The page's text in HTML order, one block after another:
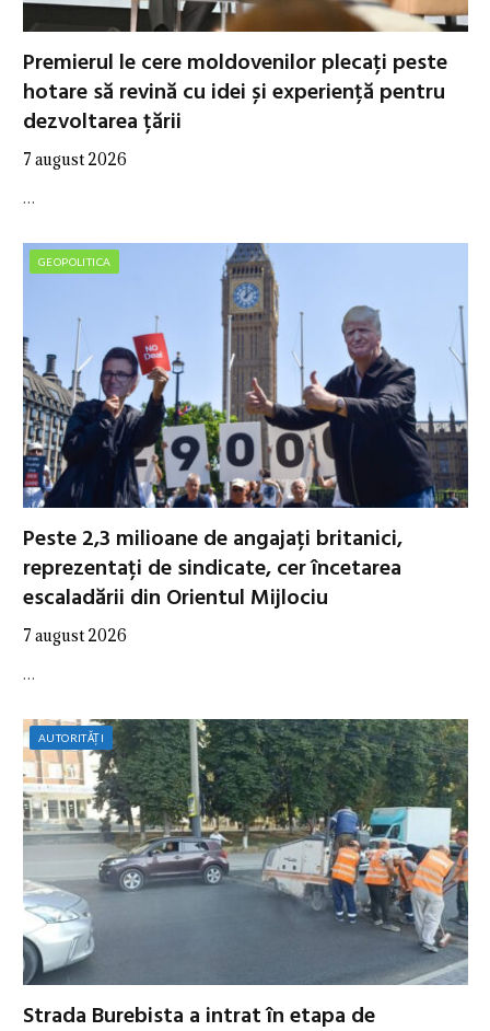
Premierul le cere moldovenilor plecați peste
hotare să revină cu idei și experiență pentru
dezvoltarea țării
7 august 2026
…
GEOPOLITICA
Peste 2,3 milioane de angajați britanici,
reprezentați de sindicate, cer încetarea
escaladării din Orientul Mijlociu
7 august 2026
…
AUTORITĂȚI
Strada Burebista a intrat în etapa de